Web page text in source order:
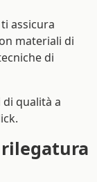
assicura
materiali di
di
qualità a
rilegatura